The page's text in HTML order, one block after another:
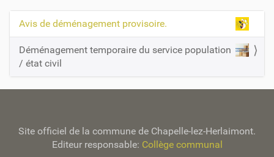
N
a
v
t
Avis de déménagement provisoire.
Déménagement temporaire du service population
/ état civil
Site officiel de la commune de Chapelle-lez-Herlaimont.
Editeur responsable: Collège communal